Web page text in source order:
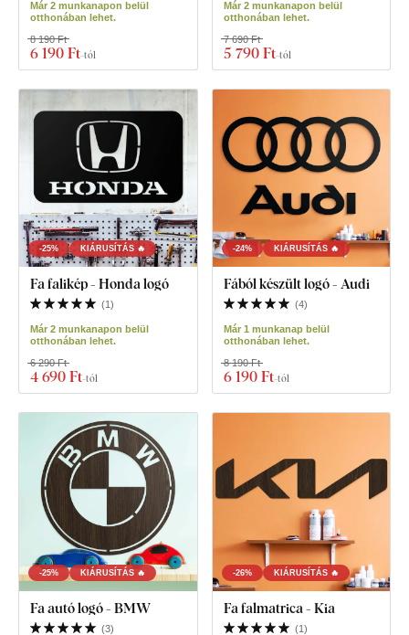
Már 2 munkanapon belül
otthonában lehet.
6 190 Ft-tól
8 190 Ft
Már 2 munkanapon belül
otthonában lehet.
5 790 Ft-tól
7 690 Ft
-25% KIÁRUSÍTÁS 🔥
Fa falikép - Honda logó
(1)
Már 2 munkanapon belül
otthonában lehet.
4 690 Ft-tól
6 290 Ft
-24% KIÁRUSÍTÁS 🔥
Fából készült logó - Audi
(4)
Már 1 munkanap belül
otthonában lehet.
6 190 Ft-tól
8 190 Ft
-25% KIÁRUSÍTÁS 🔥
Fa autó logó - BMW
(3)
-26% KIÁRUSÍTÁS 🔥
Fa falmatrica - Kia
(1)